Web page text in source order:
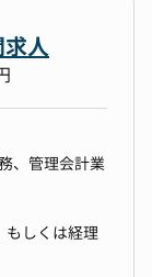
で連携して仕
、資金管理・
当いただき、
円滑に遂行で
。
やマネージャ
援するこ
の成長を、経
す。
リアにおける
いただくこ
役員に直接レ
る深いディス
豊かなキャ
げ、女性も男
護がしやすい
技能スキルを
で実現してい
り、働き方改
持続可能性を
与でき、企業
えられる裁量
4名で構成さ
できます。さ
AIを活用して
、ルーティン
務に注力でき
術の両方を享
る貴重な経験
人
、管理会計業
など経理全般
準課税など税
しくは経理